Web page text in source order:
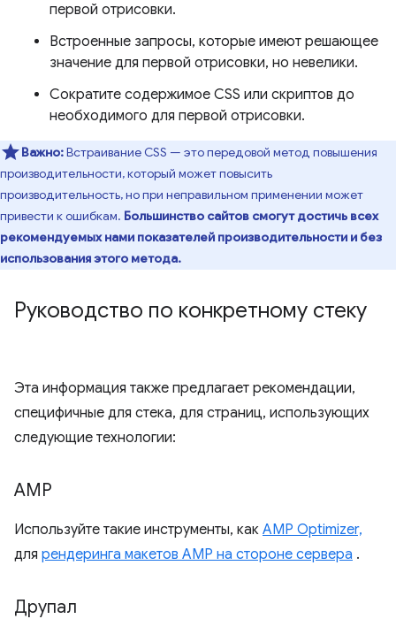
первой отрисовки.
Встроенные запросы, которые имеют решающее
значение для первой отрисовки, но невелики.
Сократите содержимое CSS или скриптов до
необходимого для первой отрисовки.
Важно:Встраивание CSS — это передовой метод повышения
производительности, который может повысить
производительность, но при неправильном применении может
привести к ошибкам. Большинство сайтов смогут достичь всех
рекомендуемых нами показателей производительности и без
использования этого метода.
Руководство по конкретному стеку
Эта информация также предлагает рекомендации,
специфичные для стека, для страниц, использующих
следующие технологии:
AMP
Используйте такие инструменты, как AMP Optimizer,
для рендеринга макетов AMP на стороне сервера .
Друпал